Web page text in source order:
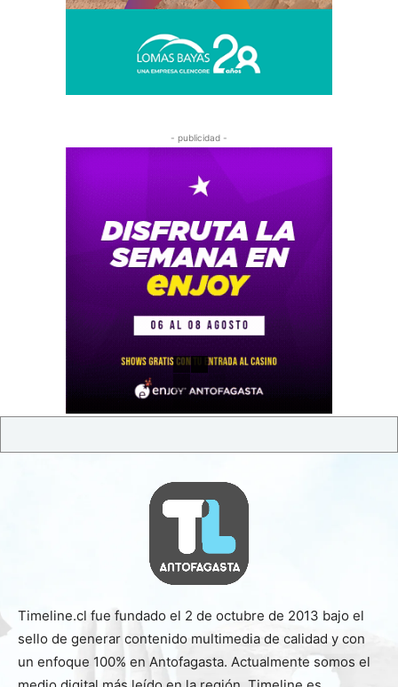
- publicidad -
Timeline.cl fue fundado el 2 de octubre de 2013 bajo el
sello de generar contenido multimedia de calidad y con
un enfoque 100% en Antofagasta. Actualmente somos el